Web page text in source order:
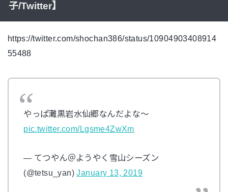
子/Twitter】
https://twitter.com/shochan386/status/10904903408914
55488
やっぱ灘黒岩水仙郷なんだよな～
pic.twitter.com/Lgsme4ZwXm
— てつやん＠ようやく雪山シーズン
(@tetsu_yan)January 13, 2019